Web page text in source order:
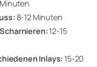
8-12 Minuten
12-15
Inlays: 15-20